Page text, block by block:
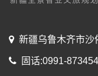
新疆乌鲁木齐市沙
固话:0991-